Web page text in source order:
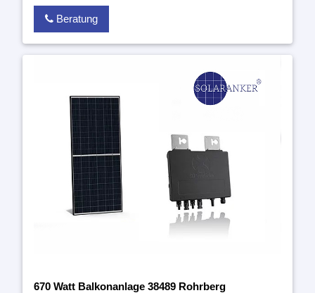
Beratung
670 Watt Balkonanlage 38489 Rohrberg